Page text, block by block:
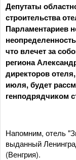
Депутаты
строительства
Парламентариев
что влечет за
региона
директоров
июля, будет
генподрядчиком
Напомним, отель
выданный
(Венгрия).